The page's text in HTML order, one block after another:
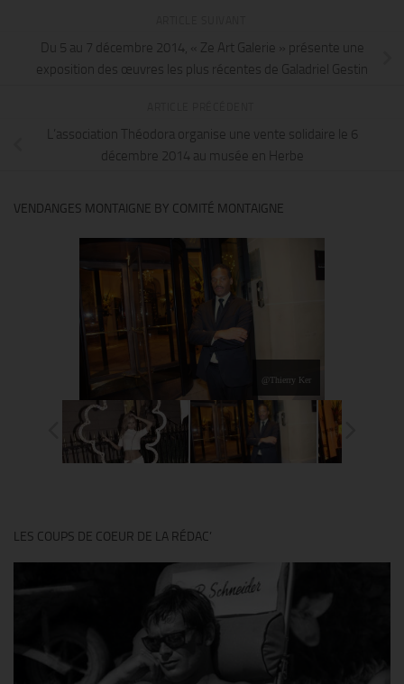
Du 5 au 7 décembre 2014, « Ze Art Galerie » présente une
exposition des œuvres les plus récentes de Galadriel Gestin
L’association Théodora organise une vente solidaire le 6
décembre 2014 au musée en Herbe
VENDANGES MONTAIGNE BY COMITÉ MONTAIGNE
@Thierry Ker
LES COUPS DE COEUR DE LA RÉDAC’